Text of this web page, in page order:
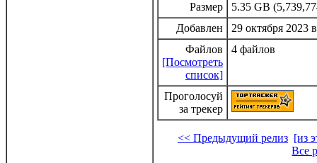
Размер
5.35 GB
Добавлен
29 октября 2023
Файлов
[Посмотреть
список]
4 файлов
Проголосуй
за трекер
<< Предыдущий релиз [из
Все